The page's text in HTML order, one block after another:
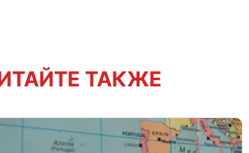
ТАКЖЕ